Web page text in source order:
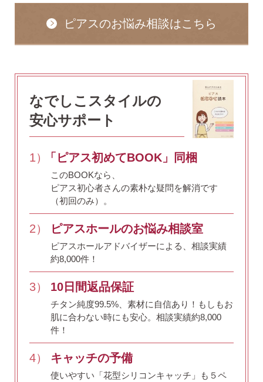
ピアスのお悩み相談はこちら
なでしこスタイルの
安心サポート
1） 「ピアス初めてBOOK」同梱
このBOOKなら、
ピアス初心者さんの素朴な疑問を解消です
（初回のみ）。
2） ピアスホールのお悩み相談室
ピアスホールアドバイザーによる、相談実績
約8,000件！
3） 10日間返品保証
チタン純度99.5%、素材に自信あり！ もしもお
肌に合わない時にも安心。相談実績約8,000
件！
4） キャッチの予備
使いやすい「花型シリコンキャッチ」も５ペ